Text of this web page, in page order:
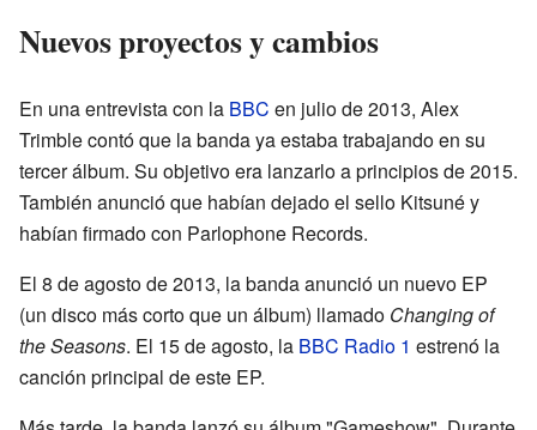
Nuevos proyectos y cambios
En una entrevista con la BBC en julio de 2013, Alex
Trimble contó que la banda ya estaba trabajando en su
tercer álbum. Su objetivo era lanzarlo a principios de 2015.
También anunció que habían dejado el sello Kitsuné y
habían firmado con Parlophone Records.
El 8 de agosto de 2013, la banda anunció un nuevo EP
(un disco más corto que un álbum) llamado Changing of
the Seasons. El 15 de agosto, la BBC Radio 1 estrenó la
canción principal de este EP.